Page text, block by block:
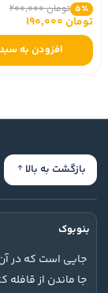
5٪ تومان 200,000
تومان 190,000
افزودن به
بازگشت به بالا
بنوبوک
جایی است که در
جا ماندن از قافله